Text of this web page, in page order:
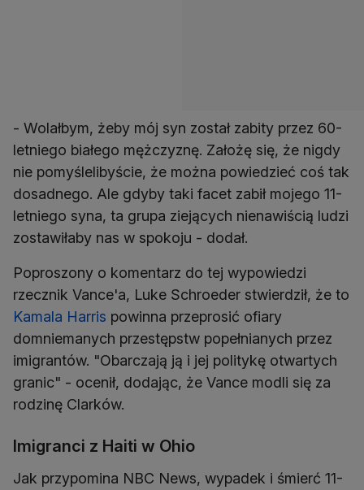
- Wolałbym, żeby mój syn został zabity przez 60-
letniego białego mężczyznę. Założę się, że nigdy
nie pomyślelibyście, że można powiedzieć coś tak
dosadnego. Ale gdyby taki facet zabił mojego 11-
letniego syna, ta grupa ziejących nienawiścią ludzi
zostawiłaby nas w spokoju - dodał.
Poproszony o komentarz do tej wypowiedzi
rzecznik Vance'a, Luke Schroeder stwierdził, że to
Kamala Harris powinna przeprosić ofiary
domniemanych przestępstw popełnianych przez
imigrantów. "Obarczają ją i jej politykę otwartych
granic" - ocenił, dodając, że Vance modli się za
rodzinę Clarków.
Imigranci z Haiti w Ohio
Jak przypomina NBC News, wypadek i śmierć 11-